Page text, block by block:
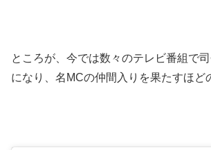
ところが、今では数々のテレビ番組で
になり、名MCの仲間入りを果たすほど